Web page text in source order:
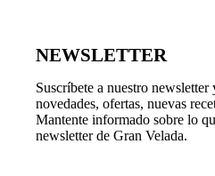
NEWSLETTER
Suscríbete a nuestro
novedades, ofertas, nuevas
Mantente informado sobre lo
newsletter de Gran Velada.